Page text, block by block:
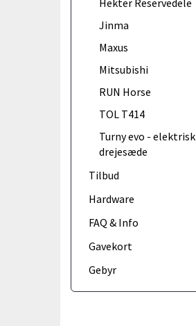
Jinma
Maxus
Mitsubishi
RUN Horse
TOL T414
Turny evo - elektrisk
drejesæde
Tilbud
Hardware
FAQ & Info
Gavekort
Gebyr